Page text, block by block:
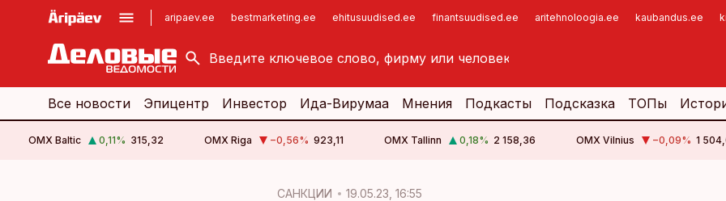
aripaev.ee bestmarketing.ee ehitusuudised.ee finantsuudised.ee aritehnoloogia.ee kaubandus.ee
kinnisvarauudised.ee
logistikauudised.ee
imelineajalugu.ee
Все новости Эпицентр Инвестор Ида-Вирумаа Мнения Подкасты Подсказка ТОПы
OMX Baltic 0,11% 315,32 OMX Riga −0,56% 923,11 OMX Tallinn 0,18% 2 158,36 OMX Vilnius −0,09% 1
САНКЦИИ 19.05.23, 16:55